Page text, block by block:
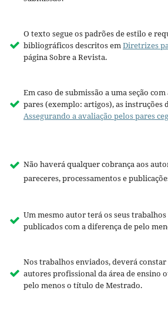
O texto segue os padrões de estilo e
bibliográficos descritos emDiretrizes
página Sobre a Revista.
Em caso de submissão a uma seção
pares (exemplo: artigos), as instruções
Assegurando a avaliação pelos pares
Não haverá qualquer cobrança aos
pareceres, processamentos e
Um mesmo autor terá os seus
publicados com a diferença de pelo
Nos trabalhos enviados, deverá
autores profissional da área de ensino
pelo menos o título de Mestrado.